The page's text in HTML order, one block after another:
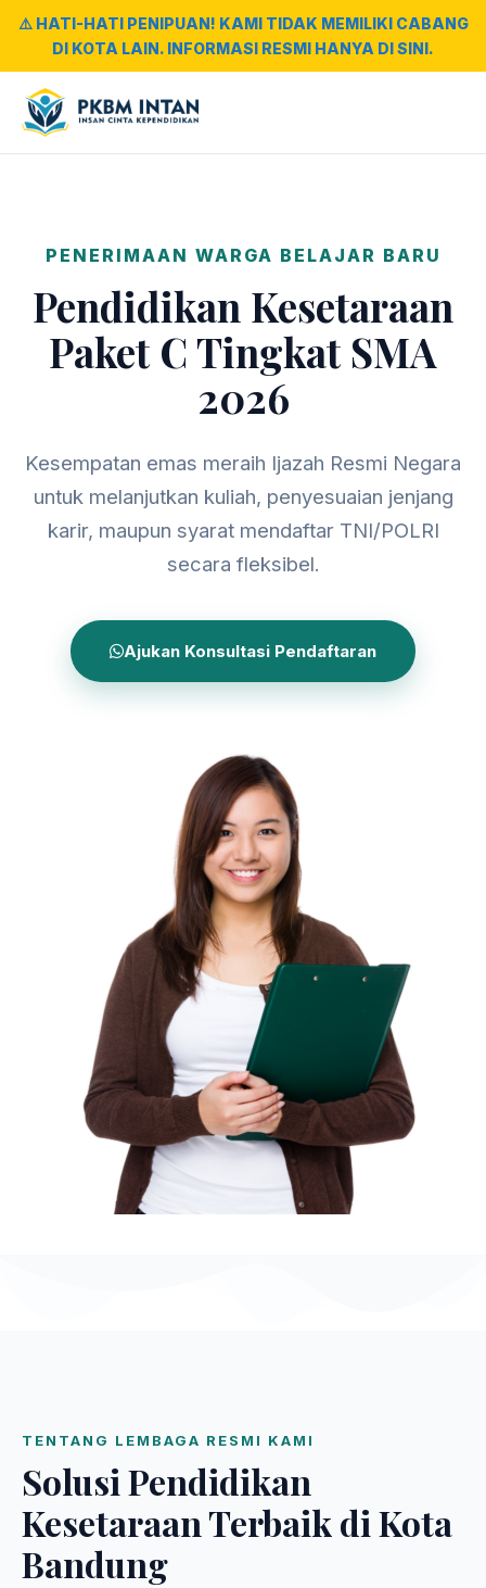
⚠️ HATI-HATI PENIPUAN! KAMI TIDAK MEMILIKI CABANG
DI KOTA LAIN. INFORMASI RESMI HANYA DI SINI.
PENERIMAAN WARGA BELAJAR BARU
Pendidikan Kesetaraan
Paket C Tingkat SMA
2026
Kesempatan emas meraih Ijazah Resmi Negara
untuk melanjutkan kuliah, penyesuaian jenjang
karir, maupun syarat mendaftar TNI/POLRI
secara fleksibel.
Ajukan Konsultasi Pendaftaran
TENTANG LEMBAGA RESMI KAMI
Solusi Pendidikan
Kesetaraan Terbaik di Kota
Bandung